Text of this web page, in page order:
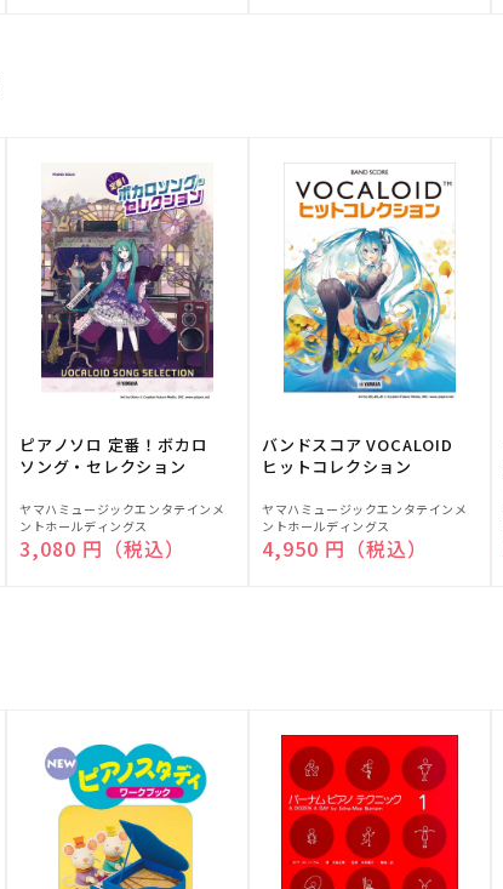
ピアノソロ 定番！ボカロ
ソング・セレクション
販
売
元:
ヤマハミュージックエンタテインメ
ントホールディングス
通常価格
3,080 円（税込）
バンドスコア VOCALOID
ヒットコレクション
販
売
元:
ヤマハミュージックエンタテインメ
ントホールディングス
通常価格
4,950 円（税込）